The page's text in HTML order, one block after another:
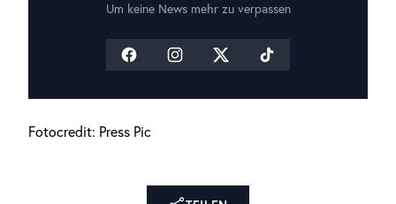
Um keine News mehr zu verpassen
Fotocredit: Press Pic